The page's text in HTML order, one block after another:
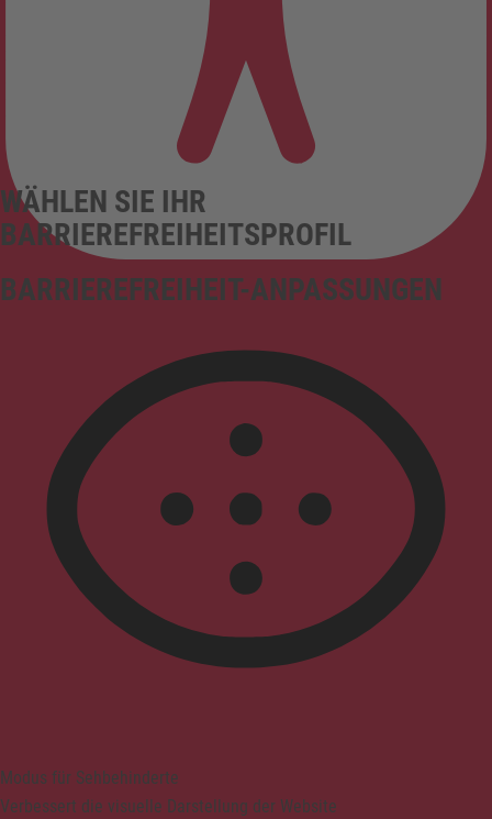
BARRIEREFREIHEIT-ANPASSUNGEN
WÄHLEN SIE IHR
BARRIEREFREIHEITSPROFIL
Modus für Sehbehinderte
Verbessert die visuelle Darstellung der Website